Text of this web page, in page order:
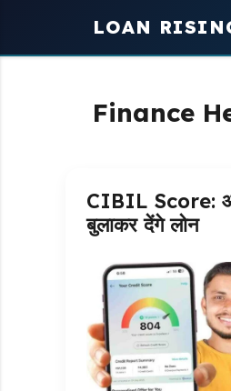
LOAN
Finance
CIBIL Score:
बुलाकर देंगे लोन